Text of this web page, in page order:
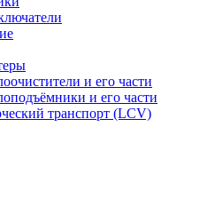
и его части
и его части
транспорт (LCV)